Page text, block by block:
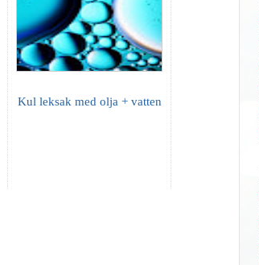
Kul leksak med olja + vatten